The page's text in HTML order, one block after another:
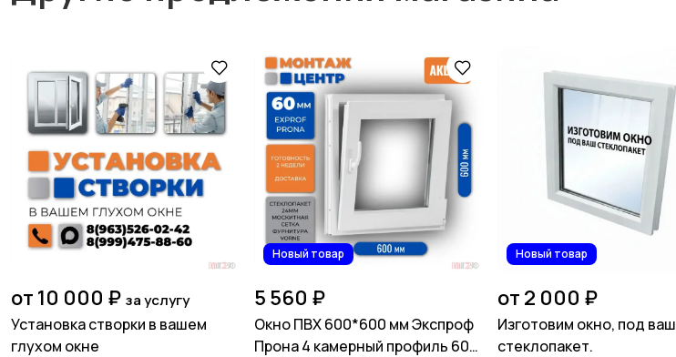
от 10 000 ₽ за услугу
Установка створки в вашем
глухом окне
Новый товар
5 560 ₽
Окно ПВХ 600*600 мм Экспроф
Прона 4 камерный профиль 60
Новый товар
от 2 000 ₽
Изготовим окно, под ваш
стеклопакет.